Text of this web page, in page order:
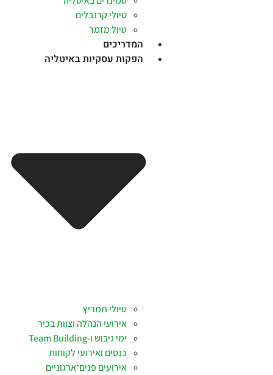
טיולי קרנבלים
טיול מזמר
המדריכים
הפקות עסקיות באיטליה
טיולי תמריץ
אירועי הנהלה וצוות בכיר
ימי גיבוש ו-Team Building
כנסים ואירועי לקוחות
אירועים פנים־ארגוניים